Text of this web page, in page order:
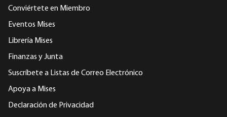
Conviértete en Miembro
Eventos Mises
Librería Mises
Finanzas y Junta
Suscríbete a Listas de Correo Electrónico
Apoya a Mises
Declaración de Privacidad